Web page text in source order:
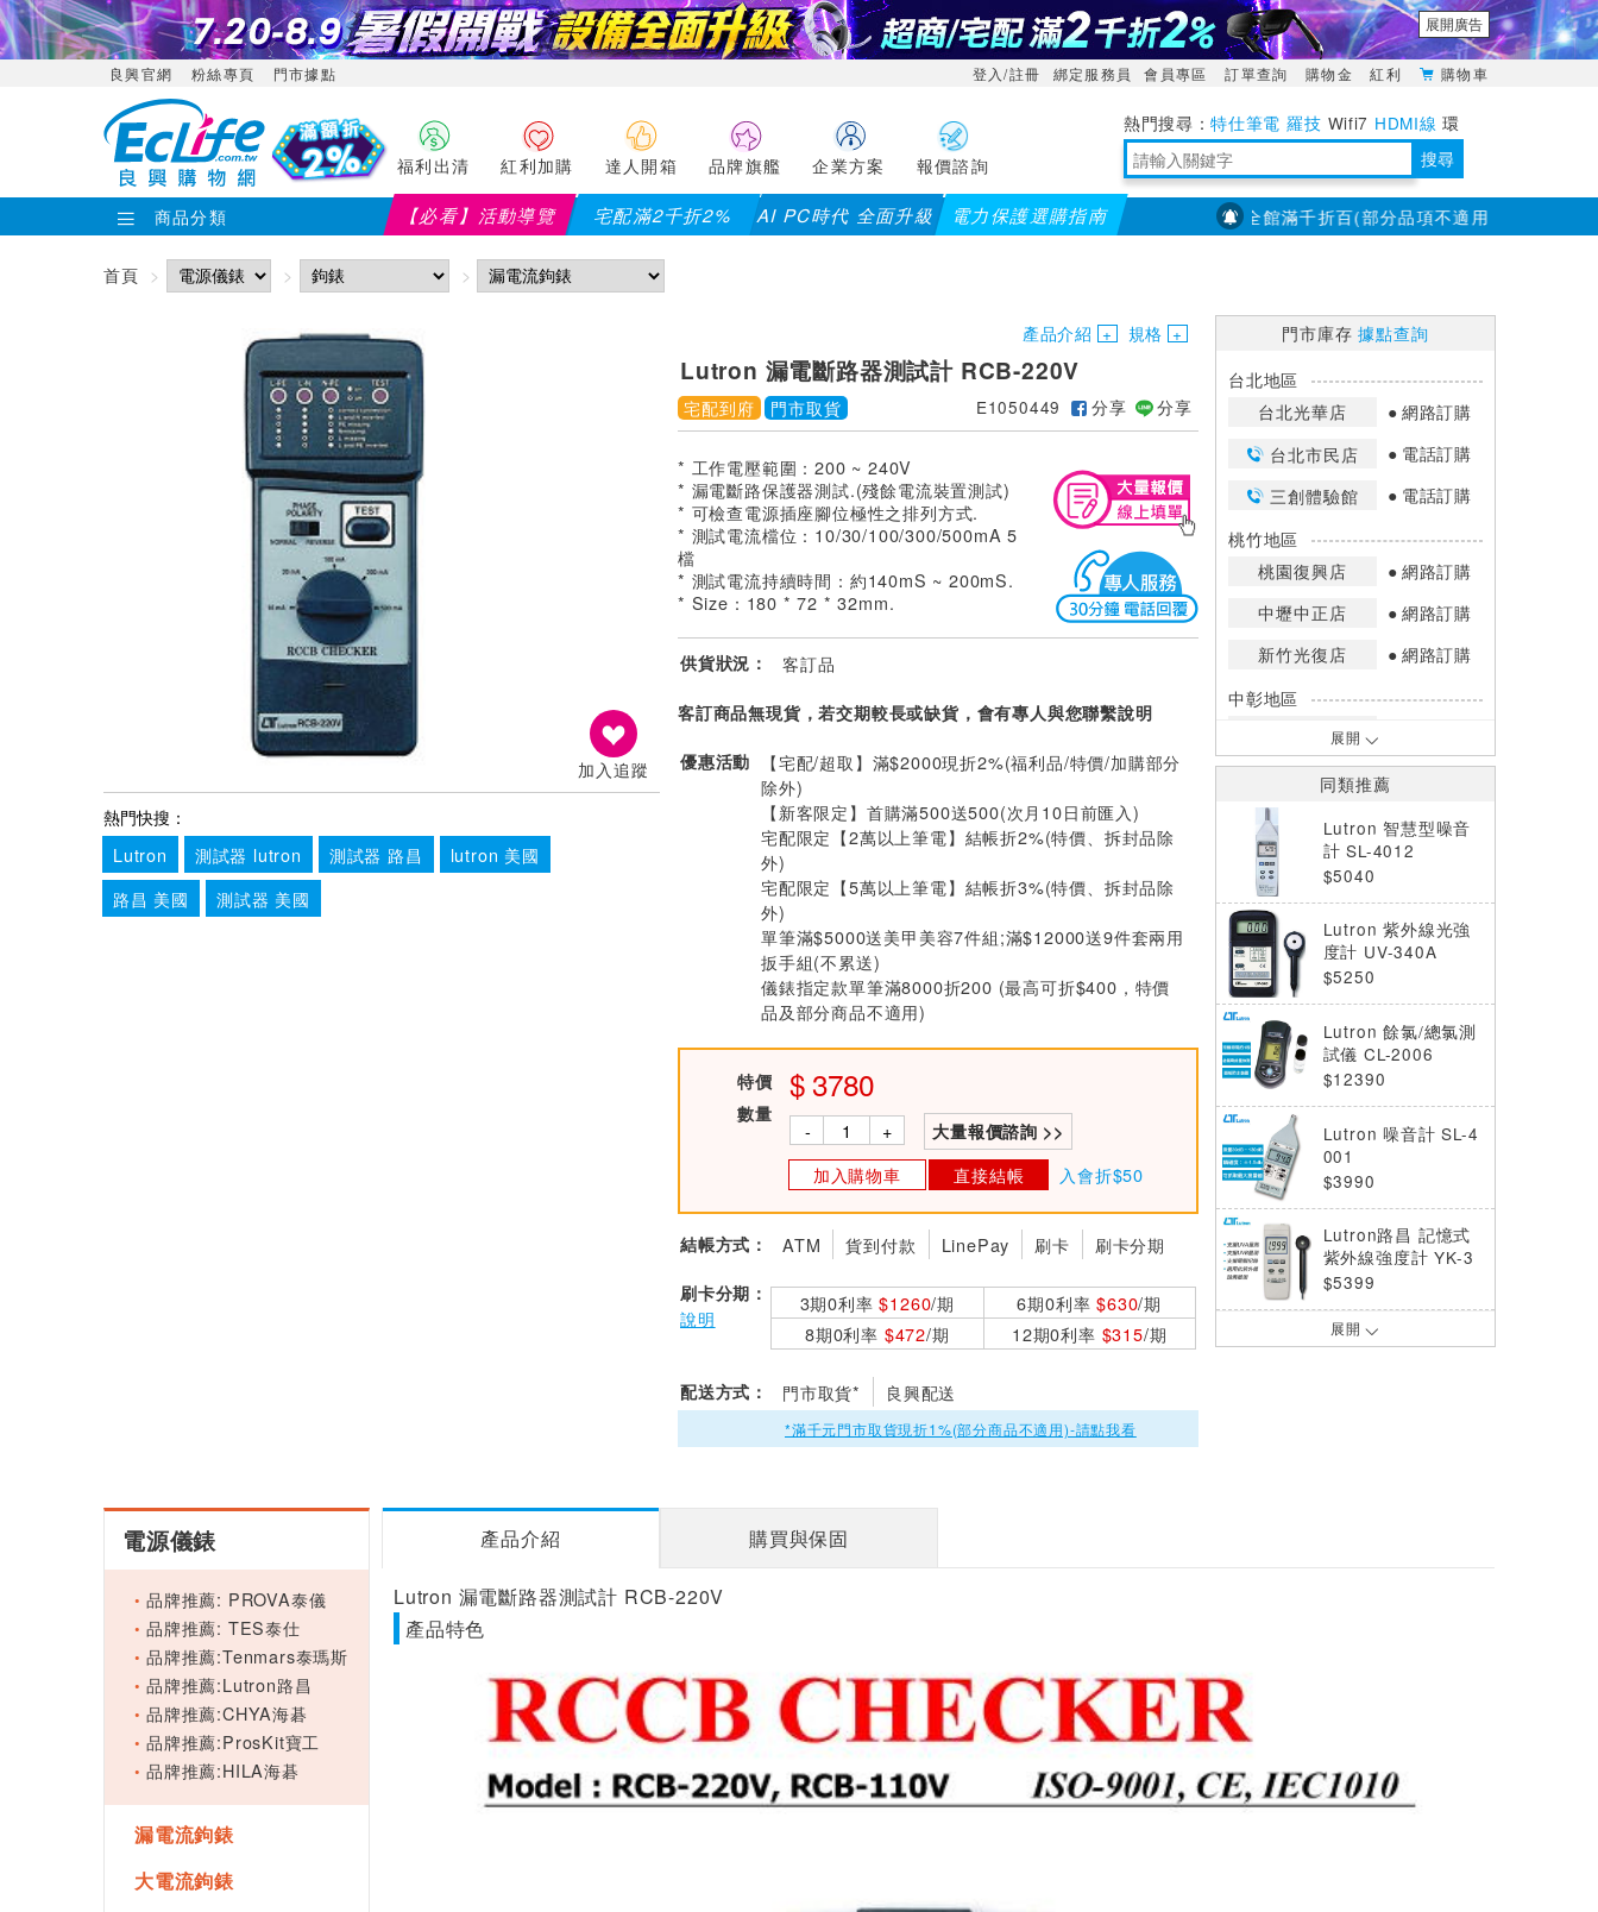
展開廣告
良興官網 粉絲專頁 門市據點 登入/註冊 綁定服務員 會員專區 訂單查詢 購物金 紅利 購物車
福利出清 紅利加購 達人開箱 品牌旗艦 企業方案 報價諮詢
特仕筆電 羅技 Wifi7 HDMI線 環
境量測 明緯POWER 搜尋
商品分類 【必看】活動導覽 宅配滿2千折2% AI PC時代 全面升級 電力保護選購指南【PX大通】全館滿千折百(部分品項不適用，滿2千折200...)
首頁
加入追蹤
熱門快搜：
Lutron
測試器 lutron 測試器 路昌
lutron 美國
路昌 美國
測試器 美國
產品介紹 規格
Lutron 漏電斷路器測試計 RCB-220V
宅配到府 門市取貨 E1050449 分享 分享
* 工作電壓範圍：200 ~ 240V
* 漏電斷路保護器測試.(殘餘電流裝置測試)
* 可檢查電源插座腳位極性之排列方式.
* 測試電流檔位：10/30/100/300/500mA 5
檔
* 測試電流持續時間：約140mS ~ 200mS.
* Size：180 * 72 * 32mm.
供貨狀況： 客訂品
客訂商品無現貨，若交期較長或缺貨，會有專人與您聯繫說明
優惠活動
【宅配/超取】滿$2000現折2%(福利品/特價/加購部分
除外)
【新客限定】首購滿500送500(次月10日前匯入)
宅配限定【2萬以上筆電】結帳折2%(特價、拆封品除
外)
宅配限定【5萬以上筆電】結帳折3%(特價、拆封品除
外)
單筆滿$5000送美甲美容7件組;滿$12000送9件套兩用
扳手組(不累送)
儀錶指定款單筆滿8000折200 (最高可折$400，特價
品及部分商品不適用)
特價 3780
數量
- + 大量報價諮詢 >>
加入購物車 直接結帳 入會折$50
結帳方式： ATM 貨到付款 LinePay 刷卡 刷卡分期
刷卡分期：
說明
3期0利率$1260/期 6期0利率$630/期
8期0利率 $472/期 12期0利率 $315/期
配送方式： 門市取貨* 良興配送
*滿千元門市取貨現折1%(部分商品不適用)-請點我看
門市庫存據點查詢
台北地區
台北光華店
網路訂購
台北市民店
電話訂購
三創體驗館
電話訂購
桃竹地區
桃園復興店
網路訂購
中壢中正店
網路訂購
新竹光復店
網路訂購
中彰地區
台中英才店
嘉南地區
高雄中華店
高雄鳳山店
網路訂購
*庫存數量：網路訂購(0)、少量庫存
(1~2)、現貨充足(3以上)。
*門市庫存以店內實際數量為準，可使
用專人服務或撥打門市電話洽詢。
展開
同類推薦
Lutron 智慧型噪音
計 SL-4012
$5040
Lutron 紫外線光強
度計 UV-340A
$5250
Lutron 餘氯/總氯測
試儀 CL-2006
$12390
Lutron 噪音計 SL-4
001
$3990
Lutron路昌 記憶式
紫外線強度計 YK-3
5UV
$5399
Lutron路昌 記憶式
紫外線強度計 SP-8
度計 CD-4302
$4725
展開
電源儀錶
品牌推薦: PROVA泰儀
品牌推薦: TES泰仕
品牌推薦:Tenmars泰瑪斯
品牌推薦:Lutron路昌
品牌推薦:CHYA海碁
品牌推薦:ProsKit寶工
品牌推薦:HILA海碁
漏電流鉤錶
大電流鉤錶
產品介紹 購買與保固
Lutron 漏電斷路器測試計 RCB-220V
產品特色